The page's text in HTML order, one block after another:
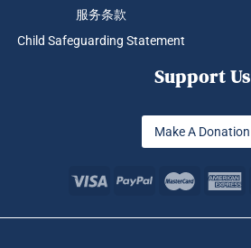
服务条款
Child Safeguarding Statement
Support Us
Make A Donation